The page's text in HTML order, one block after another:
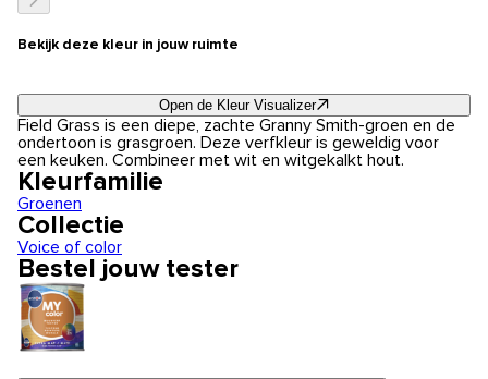
Bekijk deze kleur in jouw ruimte
Open de Kleur Visualizer
Field Grass is een diepe, zachte Granny Smith-groen en de
ondertoon is grasgroen. Deze verfkleur is geweldig voor
een keuken. Combineer met wit en witgekalkt hout.
Kleurfamilie
Groenen
Collectie
Voice of color
Bestel jouw tester